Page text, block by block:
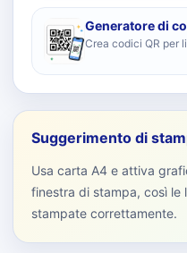
Generatore di
Crea codici QR per
Suggerimento di
Usa carta A4 e attiva
finestra di stampa, così le
stampate correttamente.